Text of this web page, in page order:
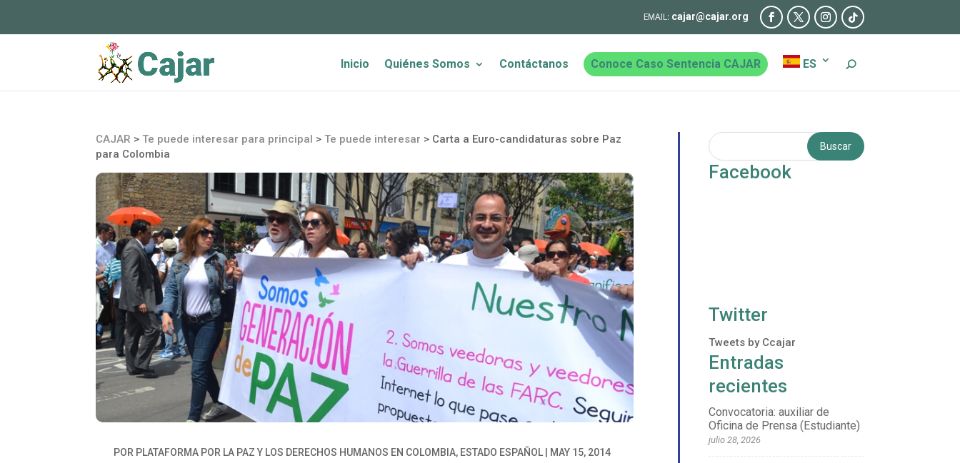
cajar@cajar.org
Inicio Quiénes Somos Contáctanos Conoce Caso Sentencia CAJAR ES
CAJAR >Te puede interesar para principal >Te puede interesar > Carta a Euro-candidaturas sobre Paz
para Colombia
POR PLATAFORMA POR LA PAZ Y LOS DERECHOS HUMANOS EN COLOMBIA, ESTADO ESPAÑOL
MAY 15, 2014
Facebook
Twitter
Tweets by Ccajar
Entradas
recientes
Convocatoria: auxiliar de
Oficina de Prensa (Estudiante)
julio 28, 2026